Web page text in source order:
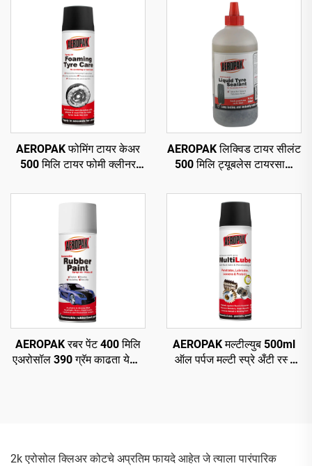
AEROPAK फोमिंग टायर केअर
500 मिलि टायर फोमी क्लीनर
कामाची गरज नाही
AEROPAK लिक्विड टायर सीलंट
500 मिलि ट्यूबलेस टायरसाठी
आहे
AEROPAK रबर पेंट 400 मिलि
एअरोसॉल 390 ग्रॅम काढता येणारे
AEROPAK मल्टील्युब 500ml
ऑल पर्पज मल्टी स्प्रे अँटी रस्ट
2k एरोसोल क्लिअर कोटचे अप्रतिम फायदे आहेत जे त्याला पारंपारिक